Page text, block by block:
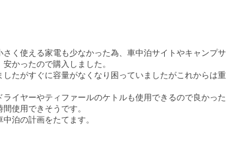
く使える家電も少なかった為、車中泊サイトやキャンプサ
かったので購入しました。
たがすぐに容量がなくなり困っていましたがこれからは重
イヤーやティファールのケトルも使用できるので良かった
使用できそうです。
泊の計画をたてます。